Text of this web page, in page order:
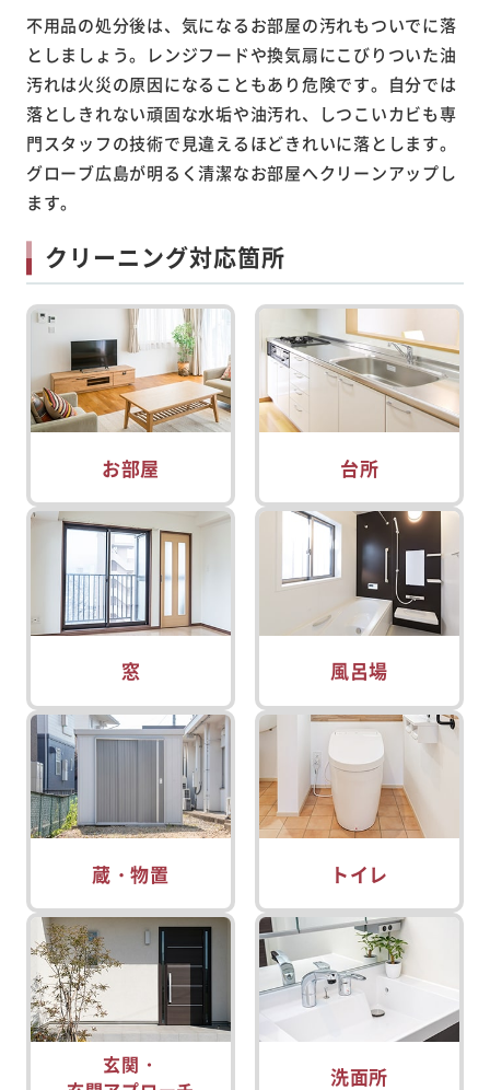
不用品の処分後は、気になるお部屋の汚れもついでに落
としましょう。レンジフードや換気扇にこびりついた油
汚れは火災の原因になることもあり危険です。自分では
落としきれない頑固な水垢や油汚れ、しつこいカビも専
門スタッフの技術で見違えるほどきれいに落とします。
グローブ広島が明るく清潔なお部屋へクリーンアップし
ます。
クリーニング対応箇所
お部屋 台所
窓 風呂場
蔵・物置 トイレ
玄関・
洗面所